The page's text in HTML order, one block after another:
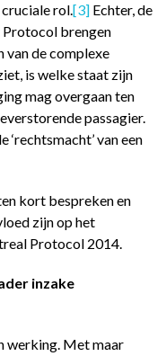
rol.[3] Echter, de
Protocol brengen
van de complexe
is welke staat zijn
mag overgaan ten
passagier.
van een
kort bespreken en
zijn op het
Protocol 2014.
inzake
werking. Met maar